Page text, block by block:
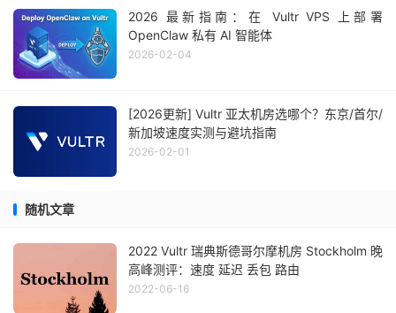
2026 最新指南：在 Vultr VPS 上部署
OpenClaw 私有 AI 智能体
2026-02-04
[2026更新] Vultr 亚太机房选哪个？东京/首尔/
新加坡速度实测与避坑指南
2026-02-01
随机文章
2022 Vultr 瑞典斯德哥尔摩机房 Stockholm 晚
高峰测评：速度 延迟 丢包 路由
2022-06-16